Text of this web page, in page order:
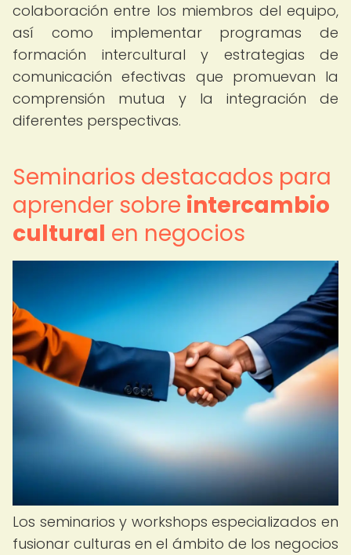
colaboración entre los miembros del equipo,
así como implementar programas de
formación intercultural y estrategias de
comunicación efectivas que promuevan la
comprensión mutua y la integración de
diferentes perspectivas.
Seminarios destacados para
aprender sobre intercambio
cultural en negocios
Los seminarios y workshops especializados en
fusionar culturas en el ámbito de los negocios